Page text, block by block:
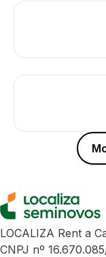
LOCALIZA Rent a
CNPJ nº